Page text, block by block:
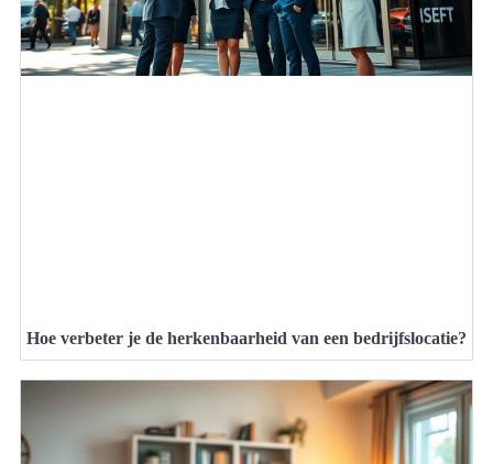
Hoe verbeter je de herkenbaarheid van een bedrijfslocatie?